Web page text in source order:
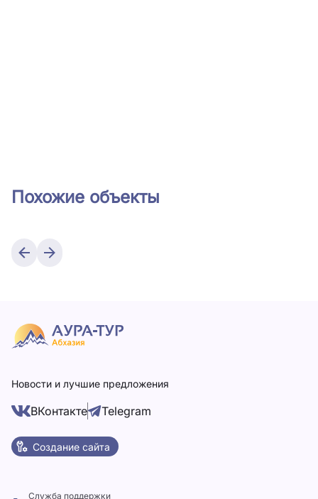
Похожие объекты
Новости и лучшие предложения
ВКонтакте Telegram
Создание сайта
Служба поддержки